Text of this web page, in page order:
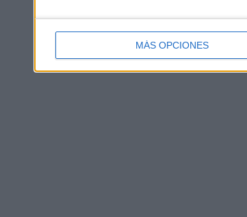
MÁS OPCIONES